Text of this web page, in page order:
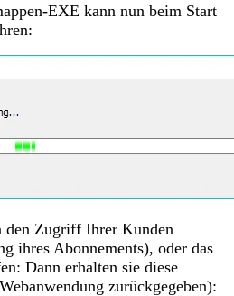
EXE kann nun beim Start
den Zugriff Ihrer Kunden
ihres Abonnements), oder das
Dann erhalten sie diese
zurückgegeben):